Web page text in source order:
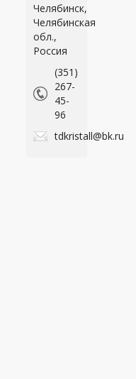
Челябинск,
Челябинская
обл.,
Россия
(351)
267-
45-
96
tdkristall@bk.ru